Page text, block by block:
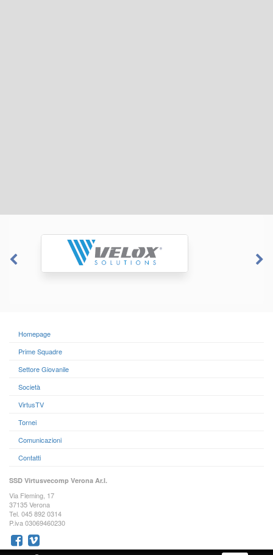
Homepage
Prime Squadre
Settore Giovanile
Società
VirtusTV
Tornei
Comunicazioni
Contatti
SSD Virtusvecomp Verona Ar.l.
Via Fleming, 17
37135 Verona
Tel. 045 892 0314
P.iva 03069460230